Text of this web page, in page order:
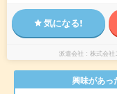
気になる!
派遣会社 株式会社
興味があっ